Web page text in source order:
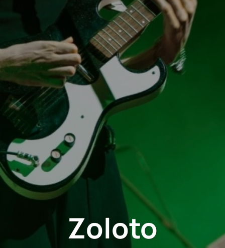
Zoloto